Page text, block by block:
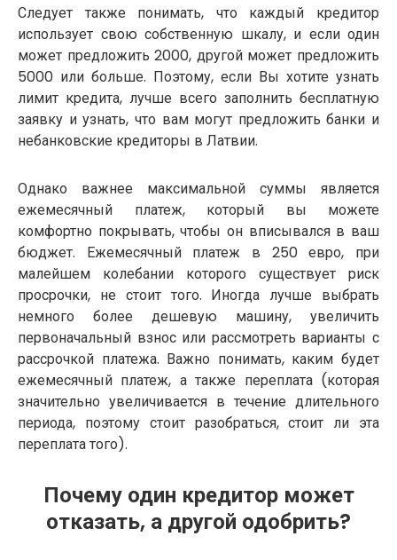
Следует также понимать, что каждый кредитор
использует свою собственную шкалу, и если один
может предложить 2000, другой может предложить
5000 или больше. Поэтому, если Вы хотите узнать
лимит кредита, лучше всего заполнить бесплатную
заявку и узнать, что вам могут предложить банки и
небанковские кредиторы в Латвии.
Однако важнее максимальной суммы является
ежемесячный платеж, который вы можете
комфортно покрывать, чтобы он вписывался в ваш
бюджет. Ежемесячный платеж в 250 евро, при
малейшем колебании которого существует риск
просрочки, не стоит того. Иногда лучше выбрать
немного более дешевую машину, увеличить
первоначальный взнос или рассмотреть варианты с
рассрочкой платежа. Важно понимать, каким будет
ежемесячный платеж, а также переплата (которая
значительно увеличивается в течение длительного
периода, поэтому стоит разобраться, стоит ли эта
переплата того).
Почему один кредитор может
отказать, а другой одобрить?